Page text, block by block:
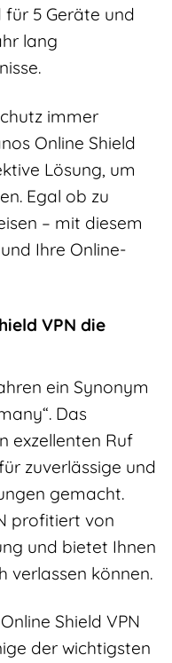
für 5 Geräte und
lang
immer
Online Shield
Lösung, um
Egal ob zu
– mit diesem
Ihre Online-
VPN die
ein Synonym
Das
exzellenten Ruf
zuverlässige und
gemacht.
profitiert von
und bietet Ihnen
verlassen können.
Shield VPN
der wichtigsten